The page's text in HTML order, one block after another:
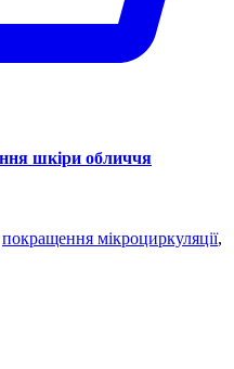
шкіри обличчя
покращення мікроциркуляції,